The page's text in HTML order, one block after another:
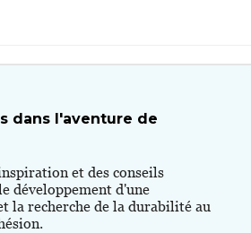
dans l'aventure de
et des conseils
développement d'une
la recherche de la durabilité au